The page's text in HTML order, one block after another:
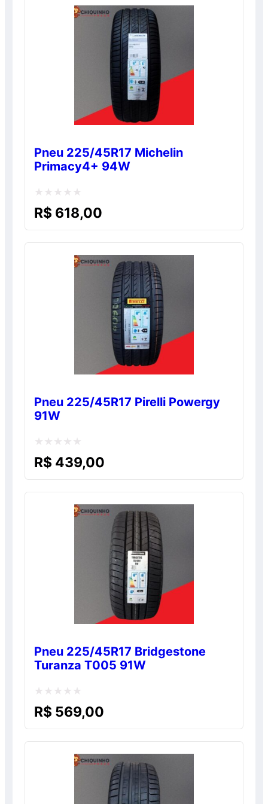
normal, sem o desconto. Promoção válida
enquanto durarem os estoques. Consulte!
Pneu 225/45R17 Michelin
Primacy4+ 94W
Avaliação
R$ 618,00
Pneu 225/45R17 Pirelli Powergy
91W
Avaliação
R$ 439,00
Pneu 225/45R17 Bridgestone
Turanza T005 91W
Avaliação
R$ 569,00